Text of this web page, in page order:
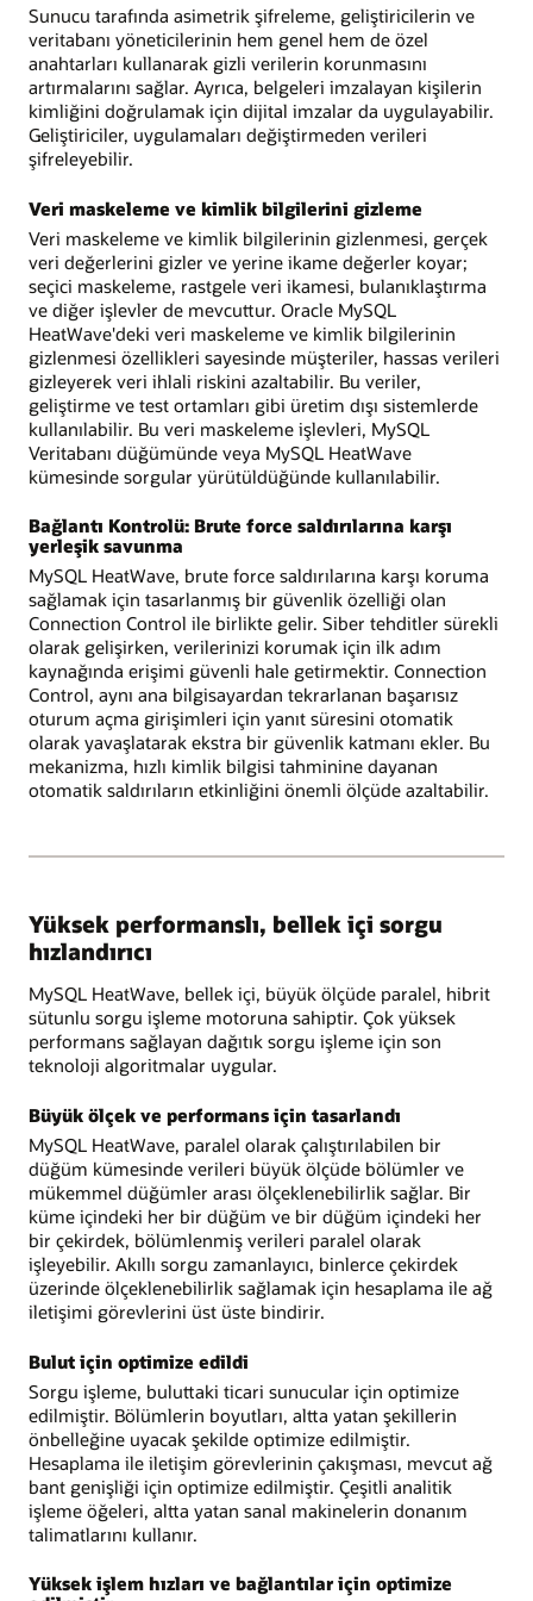
Sunucu tarafında asimetrik şifreleme, geliştiricilerin ve
veritabanı yöneticilerinin hem genel hem de özel
anahtarları kullanarak gizli verilerin korunmasını
artırmalarını sağlar. Ayrıca, belgeleri imzalayan kişilerin
kimliğini doğrulamak için dijital imzalar da uygulayabilir.
Geliştiriciler, uygulamaları değiştirmeden verileri
şifreleyebilir.
Veri maskeleme ve kimlik bilgilerini gizleme
Veri maskeleme ve kimlik bilgilerinin gizlenmesi, gerçek
veri değerlerini gizler ve yerine ikame değerler koyar;
seçici maskeleme, rastgele veri ikamesi, bulanıklaştırma
ve diğer işlevler de mevcuttur. Oracle MySQL
HeatWave'deki veri maskeleme ve kimlik bilgilerinin
gizlenmesi özellikleri sayesinde müşteriler, hassas verileri
gizleyerek veri ihlali riskini azaltabilir. Bu veriler,
geliştirme ve test ortamları gibi üretim dışı sistemlerde
kullanılabilir. Bu veri maskeleme işlevleri, MySQL
Veritabanı düğümünde veya MySQL HeatWave
kümesinde sorgular yürütüldüğünde kullanılabilir.
Bağlantı Kontrolü: Brute force saldırılarına karşı
yerleşik savunma
MySQL HeatWave, brute force saldırılarına karşı koruma
sağlamak için tasarlanmış bir güvenlik özelliği olan
Connection Control ile birlikte gelir. Siber tehditler sürekli
olarak gelişirken, verilerinizi korumak için ilk adım
kaynağında erişimi güvenli hale getirmektir. Connection
Control, aynı ana bilgisayardan tekrarlanan başarısız
oturum açma girişimleri için yanıt süresini otomatik
olarak yavaşlatarak ekstra bir güvenlik katmanı ekler. Bu
mekanizma, hızlı kimlik bilgisi tahminine dayanan
otomatik saldırıların etkinliğini önemli ölçüde azaltabilir.
Yüksek performanslı, bellek içi sorgu
hızlandırıcı
MySQL HeatWave, bellek içi, büyük ölçüde paralel, hibrit
sütunlu sorgu işleme motoruna sahiptir. Çok yüksek
performans sağlayan dağıtık sorgu işleme için son
teknoloji algoritmalar uygular.
Büyük ölçek ve performans için tasarlandı
MySQL HeatWave, paralel olarak çalıştırılabilen bir
düğüm kümesinde verileri büyük ölçüde bölümler ve
mükemmel düğümler arası ölçeklenebilirlik sağlar. Bir
küme içindeki her bir düğüm ve bir düğüm içindeki her
bir çekirdek, bölümlenmiş verileri paralel olarak
işleyebilir. Akıllı sorgu zamanlayıcı, binlerce çekirdek
üzerinde ölçeklenebilirlik sağlamak için hesaplama ile ağ
iletişimi görevlerini üst üste bindirir.
Bulut için optimize edildi
Sorgu işleme, buluttaki ticari sunucular için optimize
edilmiştir. Bölümlerin boyutları, altta yatan şekillerin
önbelleğine uyacak şekilde optimize edilmiştir.
Hesaplama ile iletişim görevlerinin çakışması, mevcut ağ
bant genişliği için optimize edilmiştir. Çeşitli analitik
işleme öğeleri, altta yatan sanal makinelerin donanım
talimatlarını kullanır.
Yüksek işlem hızları ve bağlantılar için optimize